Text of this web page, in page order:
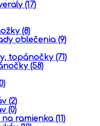
(17)
(8)
oblečenia (9)
topánočky (71)
(58)
(2)
(0)
na ramienka (11)